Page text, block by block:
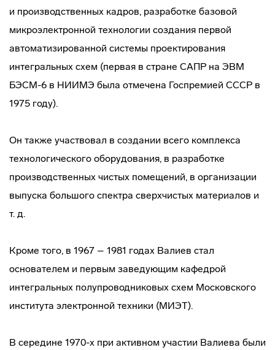
и производственных кадров, разработке базовой
микроэлектронной технологии создания первой
автоматизированной системы проектирования
интегральных схем (первая в стране САПР на ЭВМ
БЭСМ-6 в НИИМЭ была отмечена Госпремией СССР в
1975 году).
Он также участвовал в создании всего комплекса
технологического оборудования, в разработке
производственных чистых помещений, в организации
выпуска большого спектра сверхчистых материалов и
т. д.
Кроме того, в 1967 – 1981 годах Валиев стал
основателем и первым заведующим кафедрой
интегральных полупроводниковых схем Московского
института электронной техники (МИЭТ).
В середине 1970-х при активном участии Валиева были